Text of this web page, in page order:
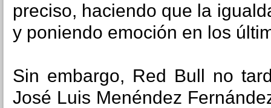
preciso, haciendo que la
y poniendo emoción en los
Sin embargo, Red Bull no
José Luis Menéndez